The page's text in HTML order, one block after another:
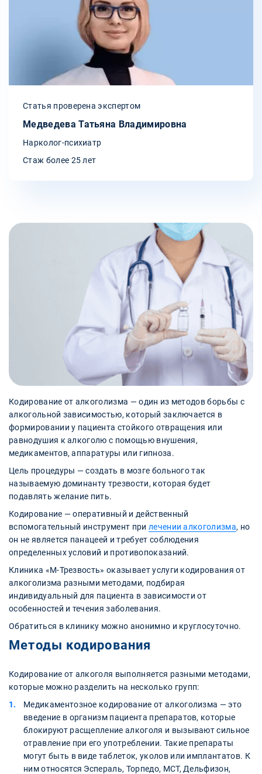
Статья проверена экспертом
Медведева Татьяна Владимировна
Нарколог-психиатр
Стаж более 25 лет
Кодирование от алкоголизма — один из методов борьбы с
алкогольной зависимостью, который заключается в
формировании у пациента стойкого отвращения или
равнодушия к алкоголю с помощью внушения,
медикаментов, аппаратуры или гипноза.
Цель процедуры — создать в мозге больного так
называемую доминанту трезвости, которая будет
подавлять желание пить.
Кодирование — оперативный и действенный
вспомогательный инструмент при лечении алкоголизма, но
он не является панацеей и требует соблюдения
определенных условий и противопоказаний.
Клиника «М-Трезвость» оказывает услуги кодирования от
алкоголизма разными методами, подбирая
индивидуальный для пациента в зависимости от
особенностей и течения заболевания.
Обратиться в клинику можно анонимно и круглосуточно.
Методы кодирования
Кодирование от алкоголя выполняется разными методами,
которые можно разделить на несколько групп:
Медикаментозное кодирование от алкоголизма — это
введение в организм пациента препаратов, которые
блокируют расщепление алкоголя и вызывают сильное
отравление при его употреблении. Такие препараты
могут быть в виде таблеток, уколов или имплантатов. К
ним относятся Эспераль, Торпедо, МСТ, Дельфизон,